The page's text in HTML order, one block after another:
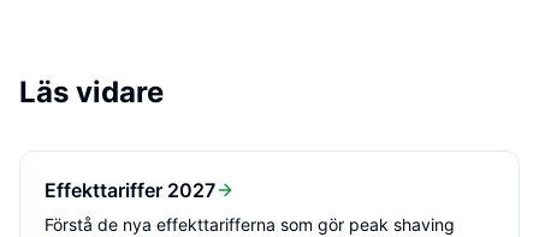
Läs vidare
Effekttariffer 2027
Förstå de nya effekttarifferna som gör peak shaving